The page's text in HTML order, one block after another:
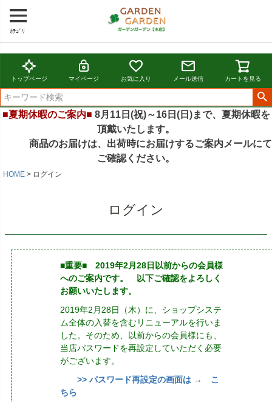
ｶﾃｺﾞﾘ
トップページ マイページ お気に入り メール送信 カートを見る
■夏期休暇のご案内■ 8月11日(祝)～16日(日)まで、夏期休暇を
頂戴いたします。
商品のお届けは、出荷時にお届けするご案内メールにて
ご確認ください。
HOME ログイン
ログイン
■重要■ 2019年2月28日以前からの会員様
へのご案内です。 以下ご確認をよろしく
お願いいたします。
2019年2月28日（木）に、ショップシステ
ム全体の入替を含むリニューアルを行いま
した。そのため、以前からの会員様にも、
当店パスワードを再設定していただく必要
がございます。
>> パスワード再設定の画面は → こ
ちら